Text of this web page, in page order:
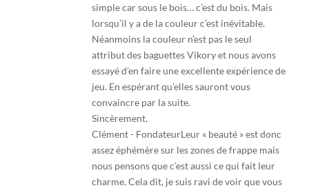
simple car sous le bois… c’est du bois. Mais
lorsqu’il y a de la couleur c’est inévitable.
Néanmoins la couleur n’est pas le seul
attribut des baguettes Vikory et nous avons
essayé d’en faire une excellente expérience de
jeu. En espérant qu’elles sauront vous
convaincre par la suite.
Sincèrement,
Clément - FondateurLeur « beauté » est donc
assez éphémère sur les zones de frappe mais
nous pensons que c’est aussi ce qui fait leur
charme. Cela dit, je suis ravi de voir que vous